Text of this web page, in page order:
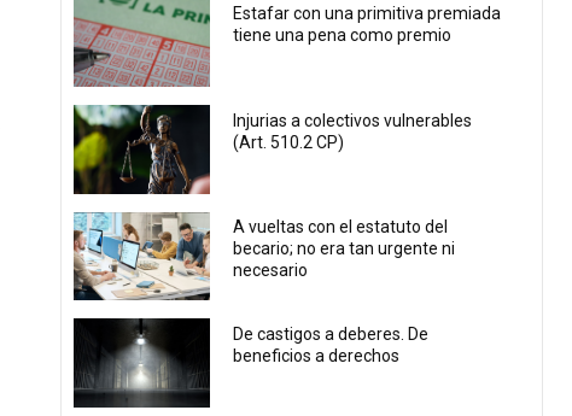
Estafar con una primitiva premiada
tiene una pena como premio
Injurias a colectivos vulnerables
(Art. 510.2 CP)
A vueltas con el estatuto del
becario; no era tan urgente ni
necesario
De castigos a deberes. De
beneficios a derechos